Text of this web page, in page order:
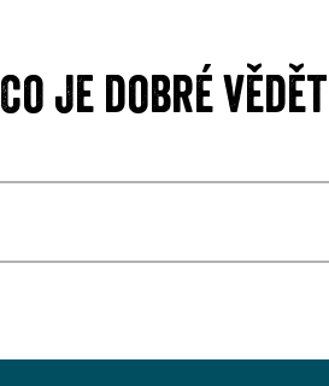
Co je dobré vědět